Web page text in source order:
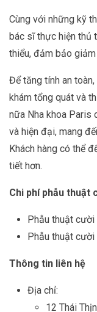
Cùng với những kỹ
bác sĩ thực hiện thủ
thiểu, đảm bảo
Để tăng tính an
khám tổng quát và
nữa Nha khoa Paris
và hiện đại, mang
Khách hàng có thể
tiết hơn.
Chi phí phẫu thuật
Phẫu thuật
Phẫu thuật
Thông tin liên hệ
Địa chỉ:
12 Thái